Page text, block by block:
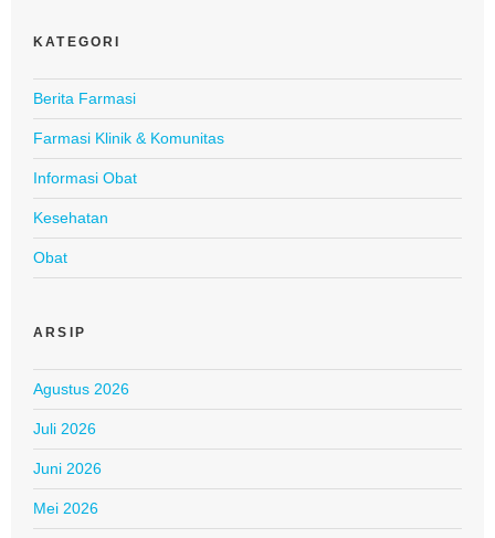
KATEGORI
Berita Farmasi
Farmasi Klinik & Komunitas
Informasi Obat
Kesehatan
Obat
ARSIP
Agustus 2026
Juli 2026
Juni 2026
Mei 2026